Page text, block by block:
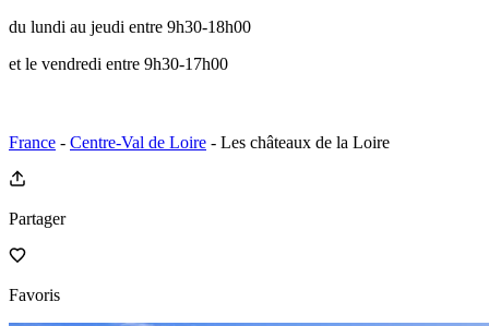
du lundi au jeudi entre 9h30-18h00
et le vendredi entre 9h30-17h00
France - Centre-Val de Loire - Les châteaux de la Loire
Partager
Favoris